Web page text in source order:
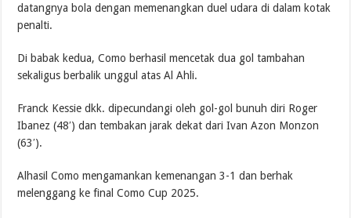
datangnya bola dengan memenangkan duel udara di dalam kotak
penalti.
Di babak kedua, Como berhasil mencetak dua gol tambahan
sekaligus berbalik unggul atas Al Ahli.
Franck Kessie dkk. dipecundangi oleh gol-gol bunuh diri Roger
Ibanez (48′) dan tembakan jarak dekat dari Ivan Azon Monzon
(63′).
Alhasil Como mengamankan kemenangan 3-1 dan berhak
melenggang ke final Como Cup 2025.